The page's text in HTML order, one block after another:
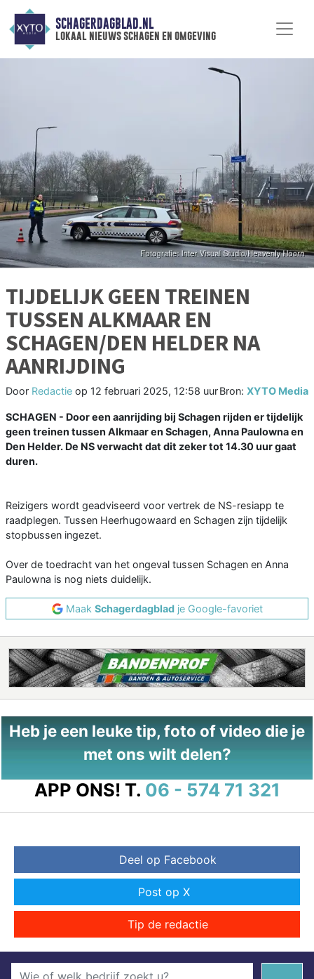
SCHAGERDAGBLAD.NL
lokaal nieuws schagen en omgeving
TIJDELIJK GEEN TREINEN
TUSSEN ALKMAAR EN
SCHAGEN/DEN HELDER NA
AANRIJDING
Door Redactie op 12 februari 2025, 12:58 uurBron: XYTO Media
SCHAGEN - Door een aanrijding bij Schagen rijden er tijdelijk
geen treinen tussen Alkmaar en Schagen, Anna Paulowna en
Den Helder. De NS verwacht dat dit zeker tot 14.30 uur gaat
duren.
Reizigers wordt geadviseerd voor vertrek de NS-resiapp te
raadplegen. Tussen Heerhugowaard en Schagen zijn tijdelijk
stopbussen ingezet.
Over de toedracht van het ongeval tussen Schagen en Anna
Paulowna is nog niets duidelijk.
Maak Schagerdagbladje Google-favoriet
Heb je een leuke tip, foto of video die je
met ons wilt delen?
APP ONS! T. 06 - 574 71 321
Deel op Facebook
Post op X
Tip de redactie